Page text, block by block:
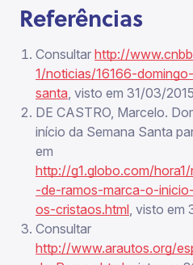
Referências
Consultar http://
1/noticias/16166-
santa, visto em 31/03/
DE CASTRO, Marcelo.
início da Semana Santa
em
http://g1.globo.com/
-de-ramos-marca-o-
os-cristaos.html, visto em
Consultar
http://www.arautos.org/